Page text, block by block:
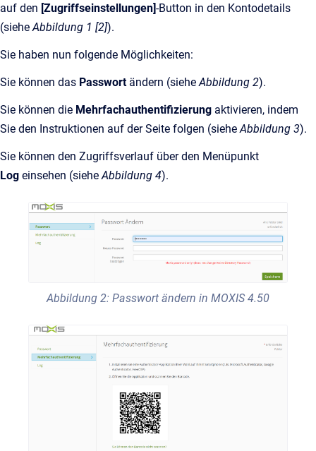
auf den [Zugriffseinstellungen]-Button in den Kontodetails
(siehe Abbildung 1 [2]).
Sie haben nun folgende Möglichkeiten:
Sie können das Passwort ändern (siehe Abbildung 2).
Sie können die Mehrfachauthentifizierung aktivieren, indem
Sie den Instruktionen auf der Seite folgen (siehe Abbildung 3).
Sie können den Zugriffsverlauf über den Menüpunkt
Log einsehen (siehe Abbildung 4).
Abbildung 2: Passwort ändern in MOXIS 4.50